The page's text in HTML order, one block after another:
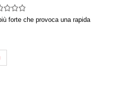
forte che provoca una rapida